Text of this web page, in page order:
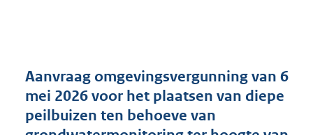
r
o
o
t
t
Aanvraag omgevingsvergunning van 6
mei 2026 voor het plaatsen van diepe
peilbuizen ten behoeve van